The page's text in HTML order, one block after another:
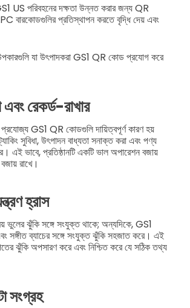
GS1 US পরিবহনের দক্ষতা উন্নত করার জন্য QR
বারকোডগুলির প্রতিস্থাপন করতে বৃদ্ধি দেয় এবং
যা উৎপাদকরা GS1 QR কোড প্রযোগ করে
রেকর্ড-রাখার
প্রযোজ্য GS1 QR কোডগুলি দায়িত্বপূর্ণ কারণ হয়
সুবিধা, উৎপাদন বাধ্যতা সনাক্ত করা এবং পণ্য
এই ভাবে, প্রতিষ্ঠানটি একটি ভাল অপারেশন বজায়
রাখে।
হ্রাস
ভুলের ঝুঁকি সঙ্গে সংযুক্ত থাকে; অন্যদিকে, GS1
সঙ্গীত ব্যাচের সঙ্গে সংযুক্ত ঝুঁকি সহজাত করে। এই
ঝুঁকি অপসারণ করে এবং নিশ্চিত করে যে সঠিক তথ্য
সংগ্রহ